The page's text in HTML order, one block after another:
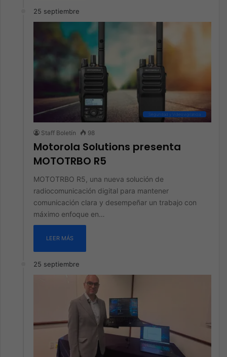
25 septiembre
Seguridad y Videovigilancia
Staff Boletín 98
Motorola Solutions presenta
MOTOTRBO R5
MOTOTRBO R5, una nueva solución de
radiocomunicación digital para mantener
comunicación clara y desempeñar un trabajo con
máximo enfoque en…
LEER MÁS
25 septiembre